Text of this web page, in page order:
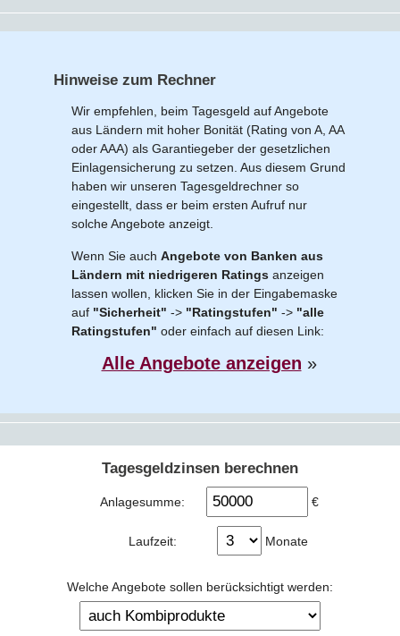
Hinweise zum Rechner
Wir empfehlen, beim Tagesgeld auf Angebote
aus Ländern mit hoher Bonität (Rating von A, AA
oder AAA) als Garantiegeber der gesetzlichen
Einlagensicherung zu setzen. Aus diesem Grund
haben wir unseren Tagesgeldrechner so
eingestellt, dass er beim ersten Aufruf nur
solche Angebote anzeigt.
Wenn Sie auch Angebote von Banken aus
Ländern mit niedrigeren Ratings anzeigen
lassen wollen, klicken Sie in der Eingabemaske
auf "Sicherheit" -> "Ratingstufen" -> "alle
Ratingstufen" oder einfach auf diesen Link:
Alle Angebote anzeigen »
Tagesgeldzinsen berechnen
Anlagesumme: €
Laufzeit: Monate
Welche Angebote sollen berücksichtigt werden: